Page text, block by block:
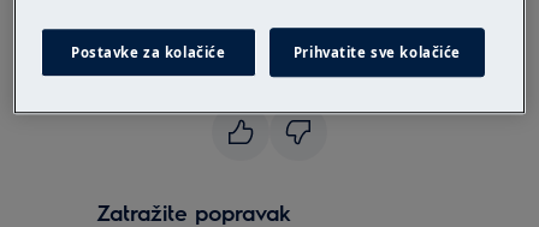
servisera.
Zatražite popravak
Postavke za kolačiće Prihvatite sve kolačiće